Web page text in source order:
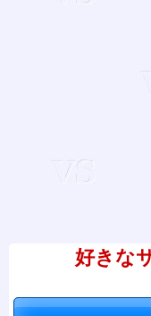
好きな